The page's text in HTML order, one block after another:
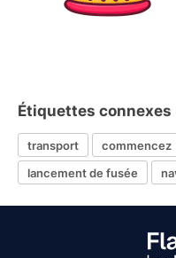
Étiquettes connexes
transport commencez
lancement de fusée